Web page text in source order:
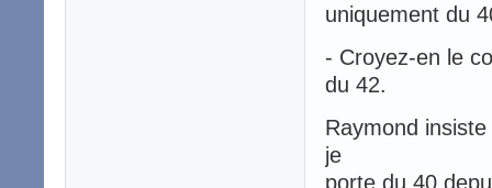
uniquement du
- Croyez-en le
du 42.
Raymond
je
porte du 40